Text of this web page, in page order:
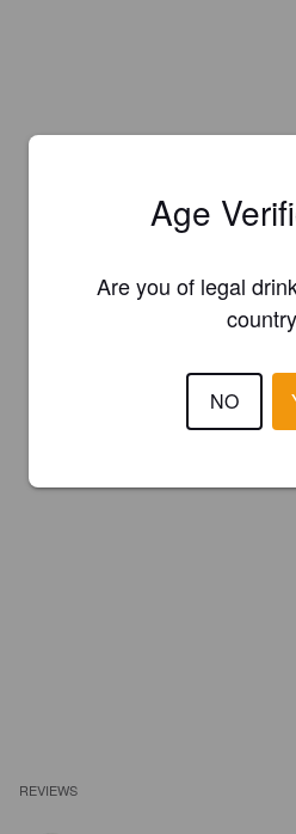
REVIEWS
Age
Are you of legal
NO